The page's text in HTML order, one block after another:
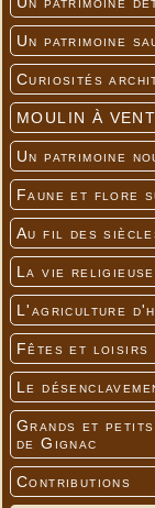
Un patrimoine
Curiosités
MOULIN À
Un patrimoine
Faune et flore
Au fil des
La vie religieuse
L'agriculture
Fêtes et loisirs
Le
Grands et
de Gignac
Contributions